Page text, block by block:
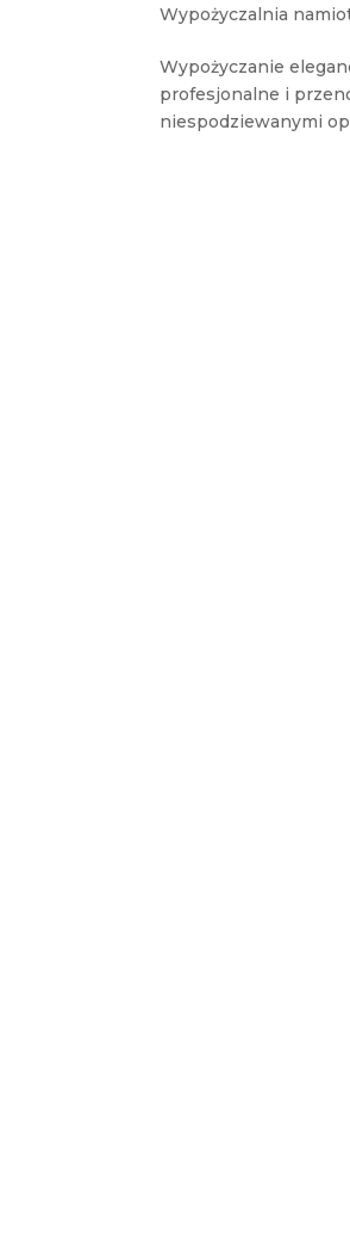
Wypożyczalnia
Wypożyczanie
profesjonalne i
niespodziewanymi